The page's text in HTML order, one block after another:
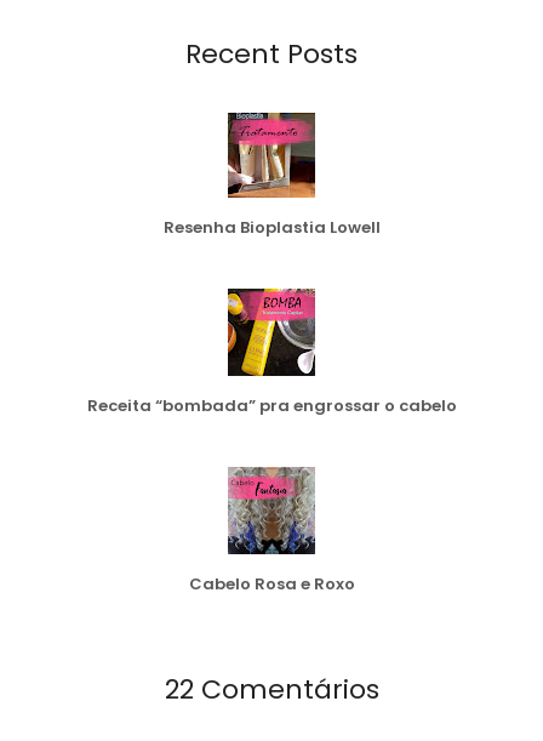
Recent Posts
Resenha Bioplastia Lowell
Receita “bombada” pra engrossar o cabelo
Cabelo Rosa e Roxo
22 Comentários